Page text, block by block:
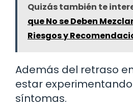
Quizás también te
que No se Deben
Riesgos y
Además del retraso
estar
síntomas.